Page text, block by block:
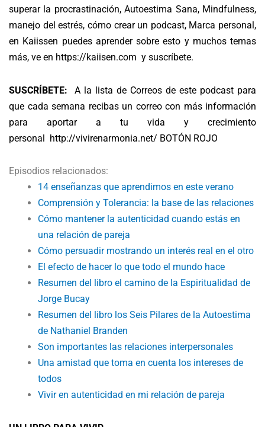
superar la procrastinación, Autoestima Sana, Mindfulness,
manejo del estrés, cómo crear un podcast, Marca personal,
en Kaiissen puedes aprender sobre esto y muchos temas
más, ve en https://kaiisen.com y suscríbete.
SUSCRÍBETE:
A la lista de Correos de este podcast para
que cada semana recibas un correo con más información
para aportar a tu vida y crecimiento
personal http://vivirenarmonia.net/ BOTÓN ROJO
Episodios relacionados:
14 enseñanzas que aprendimos en este verano
Comprensión y Tolerancia: la base de las relaciones
Cómo mantener la autenticidad cuando estás en
una relación de pareja
Cómo persuadir mostrando un interés real en el otro
El efecto de hacer lo que todo el mundo hace
Resumen del libro el camino de la Espiritualidad de
Jorge Bucay
Resumen del libro los Seis Pilares de la Autoestima
de Nathaniel Branden
Son importantes las relaciones interpersonales
Una amistad que toma en cuenta los intereses de
todos
Vivir en autenticidad en mi relación de pareja